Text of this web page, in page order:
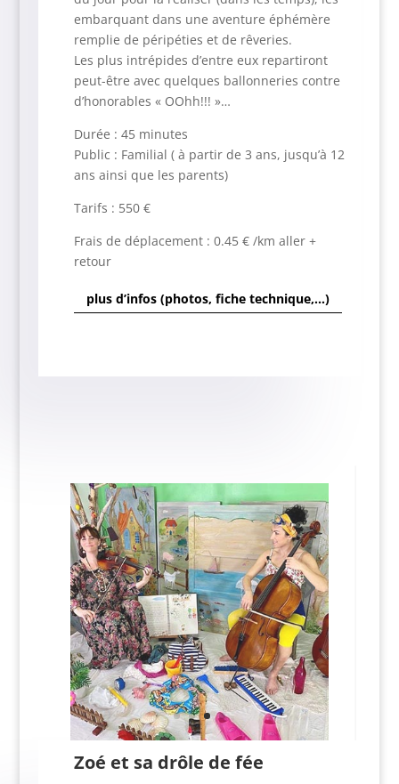
embarquant dans une aventure éphémère
remplie de péripéties et de rêveries.
Les plus intrépides d’entre eux repartiront
peut-être avec quelques ballonneries contre
d’honorables « OOhh!!! »…
Durée : 45 minutes
Public : Familial ( à partir de 3 ans, jusqu’à 12
ans ainsi que les parents)
Tarifs : 550 €
Frais de déplacement : 0.45 € /km aller +
retour
plus d’infos (photos, fiche technique,…)
Zoé et sa drôle de fée